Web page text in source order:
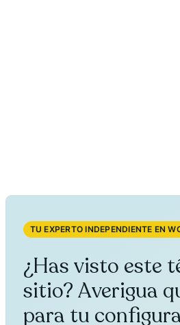
TU EXPERTO INDEPENDIENTE EN
¿Has visto este
sitio? Averigua
para tu